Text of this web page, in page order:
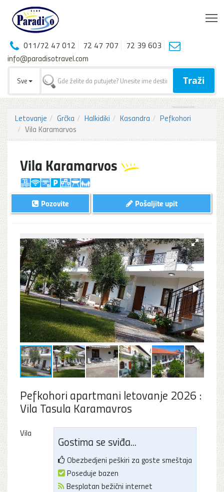
011/72 47 012 72 47 707
72 39 603
info@paradisotravel.com
Sve Traži
Letovanje Grčka Halkidiki Kasandra
Pefkohori
Vila Karamarvos
Vila Karamarvos
Pošaljite upit
Pozovite
Pefkohori apartmani letovanje 2026 :
Vila Tasula Karamavros
Gostima se sviđa...
Obezbedjeni peškiri za goste smeštaja
Poseduje bazen
Besplatan bežični internet
Vila